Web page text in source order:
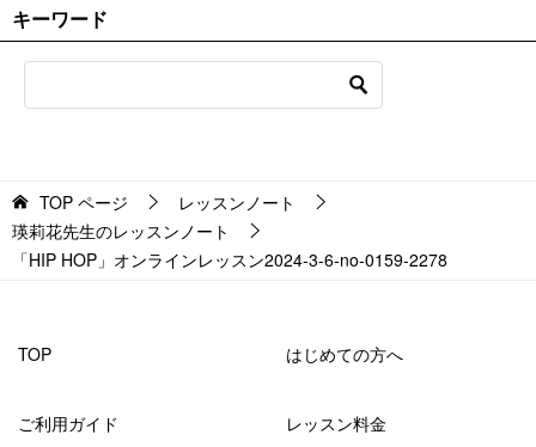
キーワード
TOP ページ
レッスンノート
瑛莉花先生のレッスンノート
「HIP HOP」オンラインレッスン2024-3-6-no-0159-2278
TOP はじめての方へ
ご利用ガイド レッスン料金